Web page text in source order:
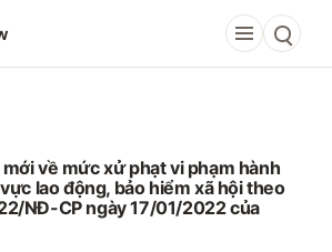
về mức xử phạt vi phạm hành
lao động, bảo hiểm xã hội theo
NĐ-CP ngày 17/01/2022 của